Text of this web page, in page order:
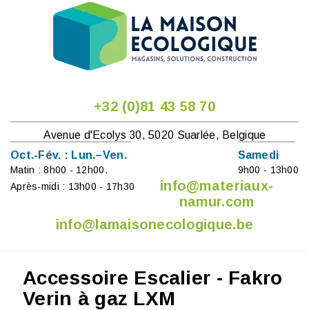
+32 (0)81 43 58 70
Avenue d'Ecolys 30, 5020 Suarlée, Belgique
Oct.-Fév. : Lun.–Ven.
Matin : 8h00 - 12h00.
Après-midi : 13h00 - 17h30
Samedi
9h00 - 13h00
info@materiaux-
namur.com
info@lamaisonecologique.be
Accessoire Escalier - Fakro
Verin à gaz LXM